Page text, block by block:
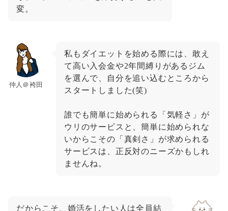
変。
仲人＠袴田
私もダイエットを始める際には、敢え
て高い入会金や2年間縛りがあるジム
を選んで、自分を追い込むところから
スタートしました(笑)
誰でも簡単に始められる「気軽さ」が
ウリのサービスと、簡単に始められな
いからこその「真剣さ」が求められる
サービスは、正反対のニーズかもしれ
ませんね。
だからこそ、婚活をしたい人は全員結